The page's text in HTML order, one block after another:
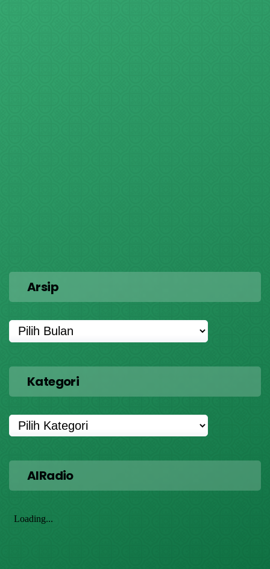
Arsip
Kategori
AIRadio